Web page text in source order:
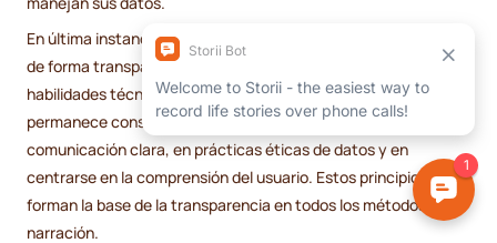
En última instancia, la mejor plataforma para contar historias
de forma transparente depende de tu audiencia, tus
habilidades técnicas y tus objetivos. Pero hay algo que
permanece constante: la confianza se basa en una
comunicación clara, en prácticas éticas de datos y en
centrarse en la comprensión del usuario. Estos principios
forman la base de la transparencia en todos los métodos de
narración.